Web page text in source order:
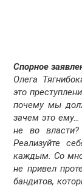
Спорное
Олега
это
почему мы
зачем это ему…
не во
Реализуйте
каждым. Со
не привел
бандитов,